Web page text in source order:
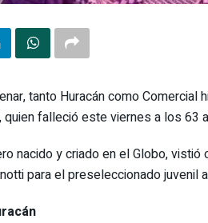
tanto Huracán como
quien falleció este viernes a los 63
nacido y criado en el Globo,
para el preseleccionado juvenil